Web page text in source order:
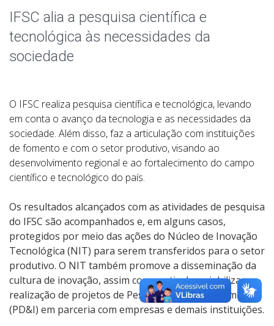
NIT - Núcleo de Inovação Tecnológica
IFSC alia a pesquisa científica e
tecnológica às necessidades da
sociedade
O IFSC realiza pesquisa científica e tecnológica, levando
em conta o avanço da tecnologia e as necessidades da
sociedade. Além disso, faz a articulação com instituições
de fomento e com o setor produtivo, visando ao
desenvolvimento regional e ao fortalecimento do campo
científico e tecnológico do país.
Os resultados alcançados com as atividades de pesquisa
do IFSC são acompanhados e, em alguns casos,
protegidos por meio das ações do Núcleo de Inovação
Tecnológica (NIT) para serem transferidos para o setor
produtivo. O NIT também promove a disseminação da
cultura de inovação, assim como articula e viabiliza a
realização de projetos de Pesquisa e Desenvolvimento
(PD&I) em parceria com empresas e demais instituições.